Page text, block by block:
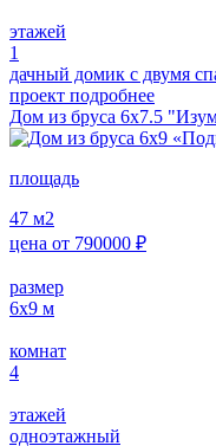
этажей
1
дачный домик с двумя
проект подробнее
Дом из бруса 6х7.5
площадь
47 м2
цена от 790000 ₽
размер
6х9 м
комнат
4
этажей
одноэтажный